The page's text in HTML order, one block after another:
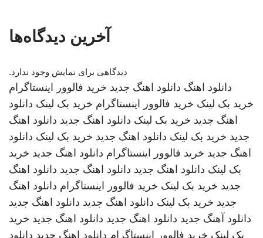
آخرین دیدگاه‌ها
دیدگاهی برای نمایش وجود ندارد.
دانلود اهنگ دانلود اهنگ جدید خرید فالوور اینستاگرام
خرید بک لینک خرید فالوور اینستاگرام خرید بک لینک دانلود
اهنگ جدید خرید بک لینک دانلود اهنگ جدید دانلود اهنگ
جدید خرید بک لینک دانلود اهنگ جدید خرید بک لینک دانلود
اهنگ جدید خرید فالوور اینستاگرام دانلود اهنگ جدید خرید
بک لینک دانلود اهنگ جدید دانلود اهنگ جدید دانلود اهنگ
جدید خرید بک لینک خرید فالوور اینستاگرام دانلود اهنگ
جدید خرید بک لینک دانلود اهنگ جدید دانلود اهنگ جدید
دانلود آهنگ جدید دانلود اهنگ جدید دانلود اهنگ جدید خرید
بک لینک خرید فالوور اینستاگرام دانلود اهنگ جدید دانلود